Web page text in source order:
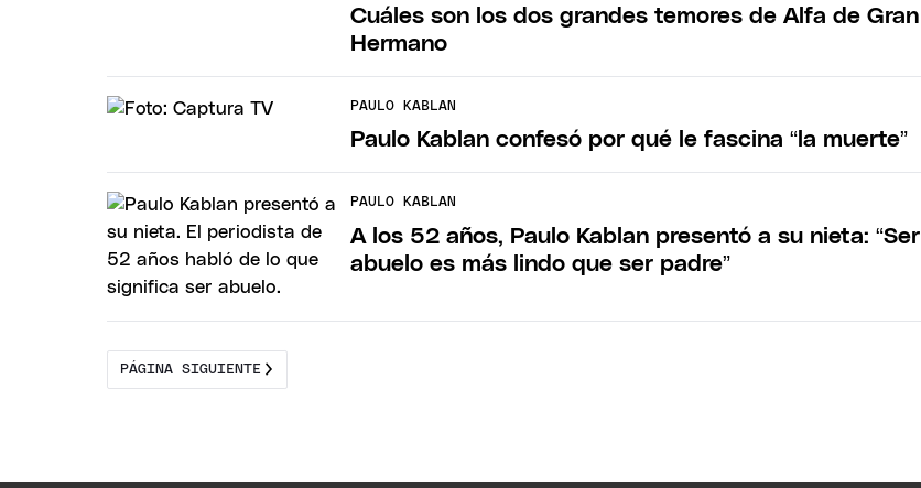
Cuáles son los dos grandes temores de Alfa de Gran
Hermano
PAULO KABLAN
Paulo Kablan confesó por qué le fascina “la muerte”
PAULO KABLAN
A los 52 años, Paulo Kablan presentó a su nieta: “Ser
abuelo es más lindo que ser padre”
PÁGINA SIGUIENTE